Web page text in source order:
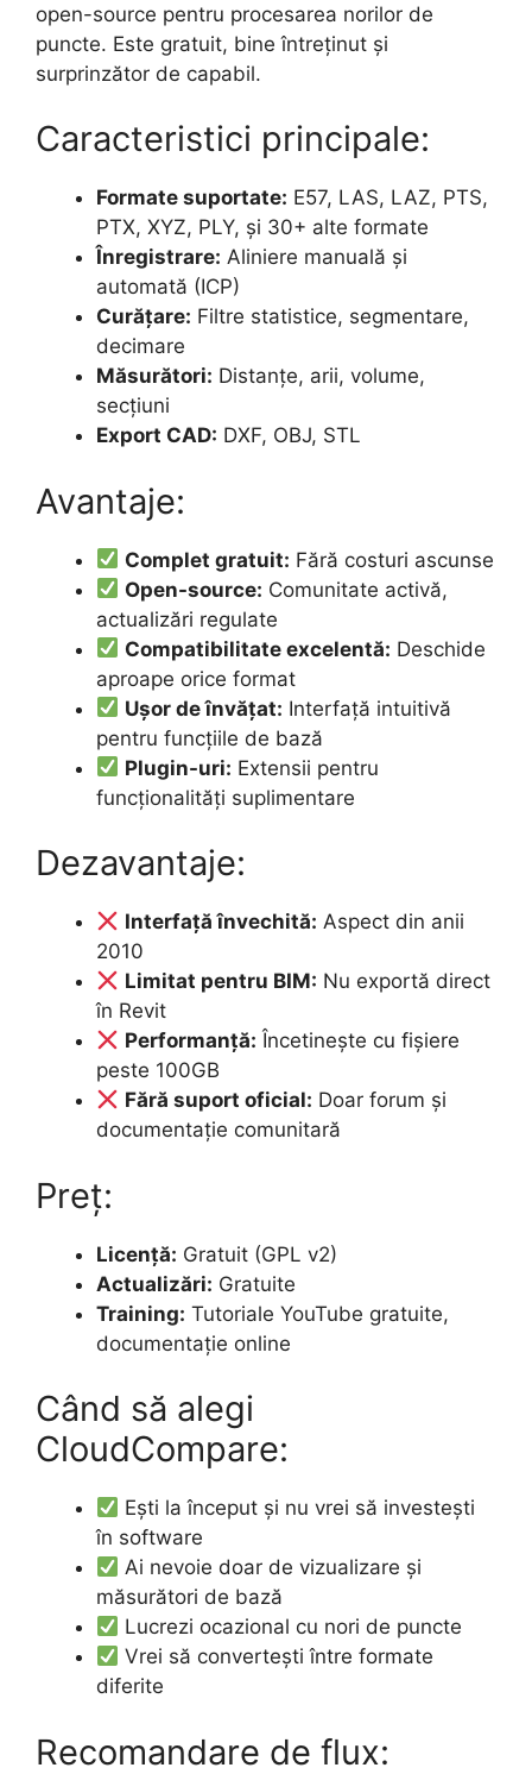
open-source pentru procesarea norilor de
puncte. Este gratuit, bine întreținut și
surprinzător de capabil.
Caracteristici principale:
Formate suportate: E57, LAS, LAZ, PTS,
PTX, XYZ, PLY, și 30+ alte formate
Înregistrare: Aliniere manuală și
automată (ICP)
Curățare: Filtre statistice, segmentare,
decimare
Măsurători: Distanțe, arii, volume,
secțiuni
Export CAD: DXF, OBJ, STL
Avantaje:
Complet gratuit: Fără costuri ascunse
Open-source: Comunitate activă,
actualizări regulate
Compatibilitate excelentă: Deschide
aproape orice format
Ușor de învățat: Interfață intuitivă
pentru funcțiile de bază
Plugin-uri: Extensii pentru
funcționalități suplimentare
Dezavantaje:
Interfață învechită: Aspect din anii
2010
Limitat pentru BIM: Nu exportă direct
în Revit
Performanță: Încetinește cu fișiere
peste 100GB
Fără suport oficial: Doar forum și
documentație comunitară
Preț:
Licență: Gratuit (GPL v2)
Actualizări: Gratuite
Training: Tutoriale YouTube gratuite,
documentație online
Când să alegi
CloudCompare:
Ești la început și nu vrei să investești
în software
Ai nevoie doar de vizualizare și
măsurători de bază
Lucrezi ocazional cu nori de puncte
Vrei să convertești între formate
diferite
Recomandare de flux: